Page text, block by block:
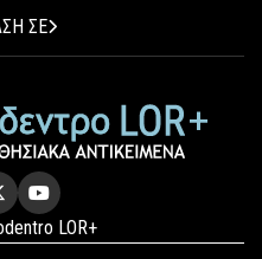
ΣΕ
LOR+